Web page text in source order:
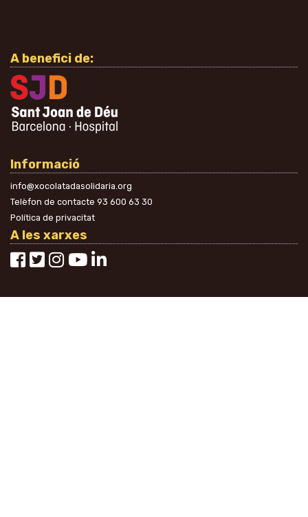
A benefici de:
Informació
info@xocolatadasolidaria.org
Telèfon de contacte 93 600 63 30
Política de privacitat
A les xarxes